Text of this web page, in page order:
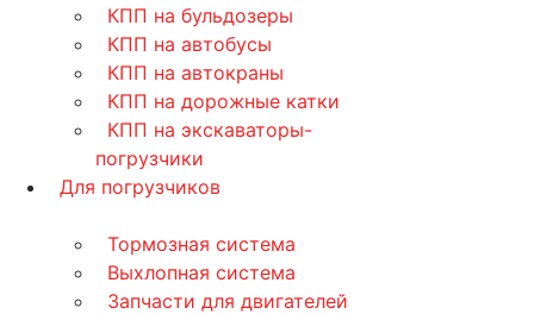
КПП на бульдозеры
КПП на автобусы
КПП на автокраны
КПП на дорожные катки
КПП на экскаваторы-
погрузчики
Для погрузчиков
Тормозная система
Выхлопная система
Запчасти для двигателей